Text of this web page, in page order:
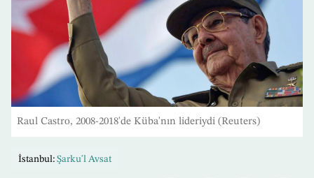
Raul Castro, 2008-2018'de Küba'nın lideriydi (Reuters)
İstanbul: Şarku'l Avsat